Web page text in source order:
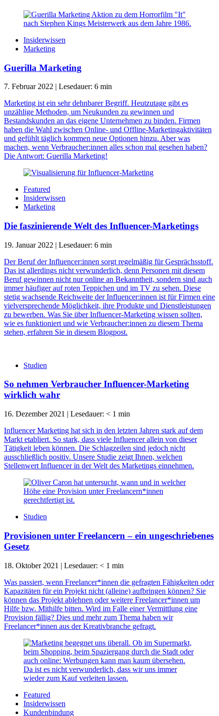
Insiderwissen
Marketing
Guerilla Marketing
7. Februar 2022 | Lesedauer: 6 min
Marketing ist ein sehr dehnbarer Begriff. Heutzutage gibt es
unzählige Methoden, um Neukunden zu gewinnen und
Bestandskunden an das eigene Unternehmen zu binden. Firmen
haben die Wahl zwischen Online- und Offline-Marketingaktivitäten
und gefühlt täglich kommen neue Optionen hinzu. Aber was
machen, wenn Verbraucher:innen alles schon mal gesehen haben?
Die Antwort: Guerilla Marketing!
Featured
Insiderwissen
Marketing
Die faszinierende Welt des Influencer-Marketings
19. Januar 2022 | Lesedauer: 6 min
Der Beruf der Influencer:innen sorgt regelmäßig für Gesprächsstoff.
Das ist allerdings nicht verwunderlich, denn Personen mit diesem
Beruf gewinnen nicht nur online an Bekanntheit, sondern sind auch
immer häufiger auf roten Teppichen und im TV zu sehen. Diese
stetig wachsende Reichweite der Influencer:innen ist für Firmen eine
vielversprechende Möglichkeit, ihre Produkte und Dienstleistungen
zu bewerben. Was Sie über Influencer-Marketing wissen sollten,
wie es funktioniert und wie Verbraucher:innen zu diesem Thema
stehen, erfahren Sie in diesem Blogpost.
Studien
So nehmen Verbraucher Influencer-Marketing
wirklich wahr
16. Dezember 2021 | Lesedauer: < 1 min
Influencer Marketing hat sich in den letzten Jahren stark auf dem
Markt etabliert. So stark, dass viele Influencer allein von dieser
Tätigkeit leben können. Die Schlagzeilen sind jedoch nicht
ausschließlich positiv. Unsere Studie zeigt Ihnen, welchen
Stellenwert Influencer in der Welt des Marketings einnehmen.
Studien
Provisionen unter Freelancern – ein ungeschriebenes
Gesetz
18. Oktober 2021 | Lesedauer: < 1 min
Was passiert, wenn Freelancer*innen die gefragten Fähigkeiten oder
Kapazitäten für ein Projekt nicht (alleine) aufbringen können? Sie
können das Projekt ablehnen oder weitere Freelancer*innen um
Hilfe bzw. Mithilfe bitten. Wird im Falle einer Vermittlung eine
Provision fällig? Dies und mehr zum Thema haben wir
Freelancer*innen aus der Kreativbranche gefragt.
Featured
Insiderwissen
Kundenbindung